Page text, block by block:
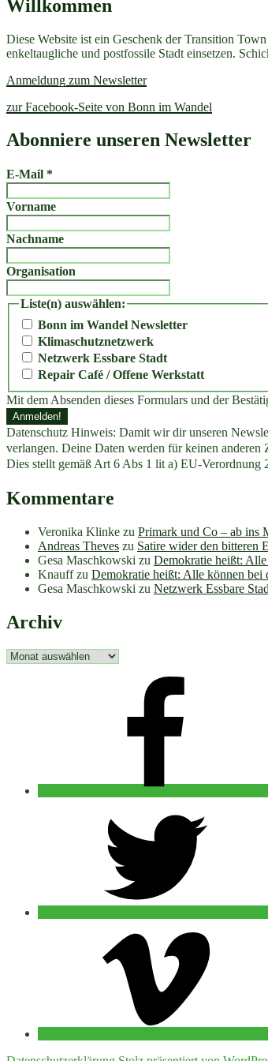
Willkommen
Diese Website ist ein Geschenk der Transition
enkeltaugliche und postfossile Stadt einsetzen.
Anmeldung zum Newsletter
zur Facebook-Seite von Bonn im Wandel
Abonniere unseren Newsletter
E-Mail *
Vorname
Nachname
Organisation
Liste(n) auswählen:
Bonn im Wandel Newsletter
Klimaschutznetzwerk
Netzwerk Essbare Stadt
Repair Café / Offene Werkstatt
Mit dem Absenden dieses Formulars und der
Datenschutz Hinweis: Damit wir dir unseren
verlangen. Deine Daten werden für keinen
Dies stellt gemäß Art 6 Abs 1 lit a) EU-Verordnung
Kommentare
Veronika Klinke zu Primark und Co – ab ins
Andreas Theves zu Satire wider den bitteren
Gesa Maschkowski zu Demokratie heißt:
Knauffzu Demokratie heißt: Alle können bei
Gesa Maschkowski zu Netzwerk Essbare
Archiv
Archiv